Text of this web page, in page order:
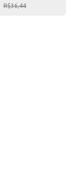
R$36,44